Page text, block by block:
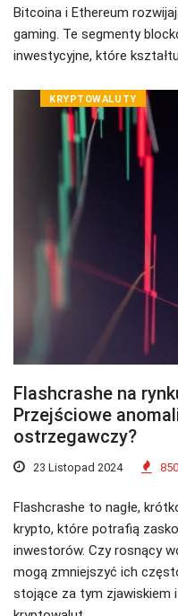
Bitcoina i Ethereum
gaming. Te segmenty
inwestycyjne, które
KRYPTOWALUTY
Flashcrashe na
Przejściowe
ostrzegawczy?
23 Listopad 2024 850
Flashcrashe to nagłe,
krypto, które potrafią
inwestorów. Czy rosnący
mogą zmniejszyć ich
stojące za tym zjawiskiem